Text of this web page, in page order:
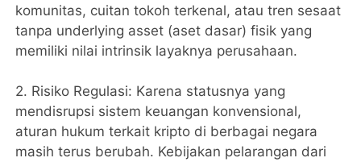
komunitas, cuitan tokoh terkenal, atau tren sesaat
tanpa underlying asset (aset dasar) fisik yang
memiliki nilai intrinsik layaknya perusahaan.
2. ​Risiko Regulasi: Karena statusnya yang
mendisrupsi sistem keuangan konvensional,
aturan hukum terkait kripto di berbagai negara
masih terus berubah. Kebijakan pelarangan dari